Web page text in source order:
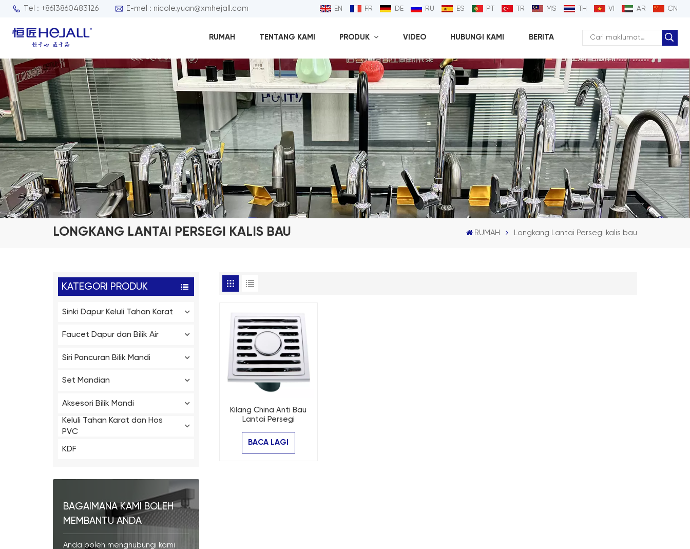
Tel : +8613860483126 E-mel : nicole.yuan@xmhejall.com EN FR DE RU ES PT TR MS TH VI AR CN
RUMAH TENTANG KAMI PRODUK VIDEO HUBUNGI KAMI BERITA
LONGKANG LANTAI PERSEGI KALIS BAU RUMAH Longkang Lantai Persegi kalis bau
KATEGORI PRODUK
Sinki Dapur Keluli Tahan Karat
Faucet Dapur dan Bilik Air
Siri Pancuran Bilik Mandi
Set Mandian
Aksesori Bilik Mandi
Keluli Tahan Karat dan Hos
PVC
KDF
BAGAIMANA KAMI BOLEH
MEMBANTU ANDA
Anda boleh menghubungi kami
Kilang China Anti Bau
Lantai Persegi
Mandi Pengering Lantai
BACA LAGI